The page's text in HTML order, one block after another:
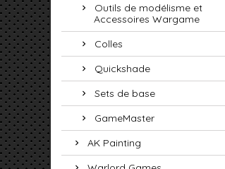
Outils de modélisme et
Accessoires Wargame
Colles
Quickshade
Sets de base
GameMaster
AK Painting